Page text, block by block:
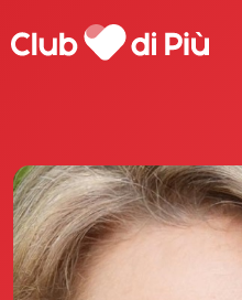
Scopri Club di
Le